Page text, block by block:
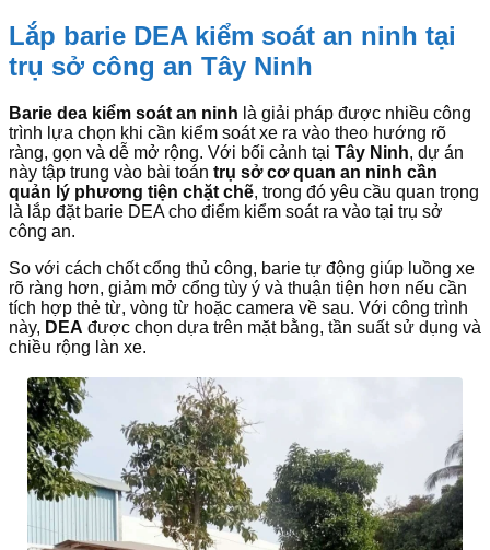
Lắp barie DEA kiểm soát an ninh tại
trụ sở công an Tây Ninh
Barie dea kiểm soát an ninh là giải pháp được nhiều công
trình lựa chọn khi cần kiểm soát xe ra vào theo hướng rõ
ràng, gọn và dễ mở rộng. Với bối cảnh tại Tây Ninh, dự án
này tập trung vào bài toán trụ sở cơ quan an ninh cần
quản lý phương tiện chặt chẽ, trong đó yêu cầu quan trọng
là lắp đặt barie DEA cho điểm kiểm soát ra vào tại trụ sở
công an.
So với cách chốt cổng thủ công, barie tự động giúp luồng xe
rõ ràng hơn, giảm mở cổng tùy ý và thuận tiện hơn nếu cần
tích hợp thẻ từ, vòng từ hoặc camera về sau. Với công trình
này, DEA được chọn dựa trên mặt bằng, tần suất sử dụng và
chiều rộng làn xe.